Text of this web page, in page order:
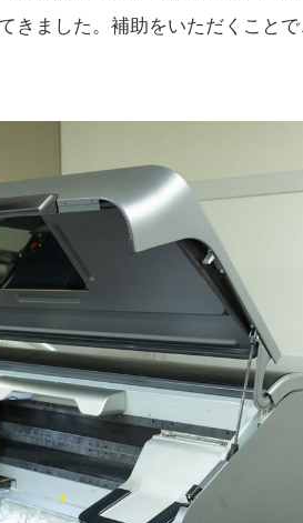
きました。補助をいただくこと